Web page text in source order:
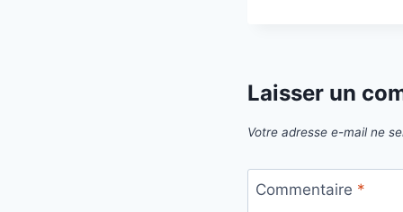
Laisser un
Votre adresse e-mail ne
Commentaire *